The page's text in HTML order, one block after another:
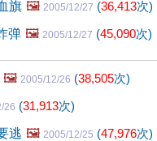
旗 🖼️ 2005/12/27 (36,413次)
弹 🖼️ 2005/12/27 (45,090次)
🖼️ 2005/12/26 (38,505次)
26 (31,913次)
逃 🖼️ 2005/12/25 (47,976次)